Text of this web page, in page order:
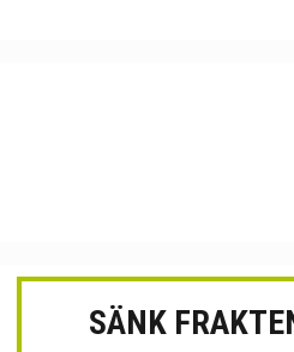
SÄNK